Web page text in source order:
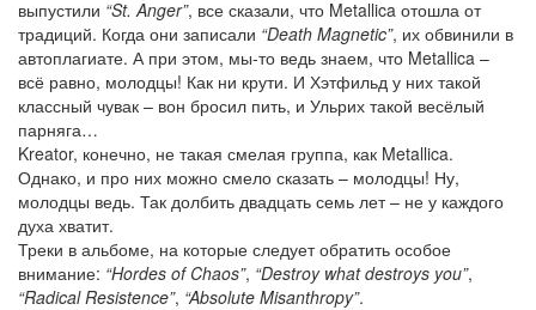
выпустили “St. Anger”, все сказали, что Metallica отошла от
традиций. Когда они записали “Death Magnetic”, их обвинили в
автоплагиате. А при этом, мы-то ведь знаем, что Metallica –
всё равно, молодцы! Как ни крути. И Хэтфильд у них такой
классный чувак – вон бросил пить, и Ульрих такой весёлый
парняга…
Kreator, конечно, не такая смелая группа, как Metallica.
Однако, и про них можно смело сказать – молодцы! Ну,
молодцы ведь. Так долбить двадцать семь лет – не у каждого
духа хватит.
Треки в альбоме, на которые следует обратить особое
внимание: “Hordes of Chaos”, “Destroy what destroys you”,
“Radical Resistence”, “Absolute Misanthropy”.